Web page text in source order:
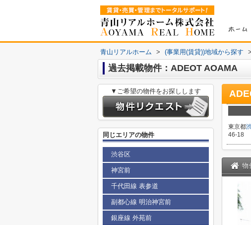
青山リアルホーム > (事業用(賃貸))地域から探す >
過去掲載物件：ADEOT AOAMA
東京都
46-18
物
▼ご希望の物件をお探しします
同じエリアの物件
渋谷区
神宮前
千代田線 表参道
副都心線 明治神宮前
銀座線 外苑前